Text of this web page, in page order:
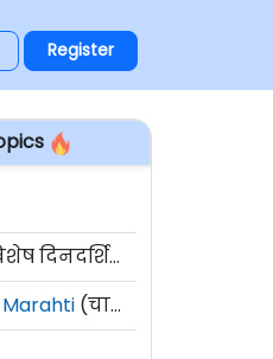
Register
दिनदर्शिका)
(चालू घडामोडी)